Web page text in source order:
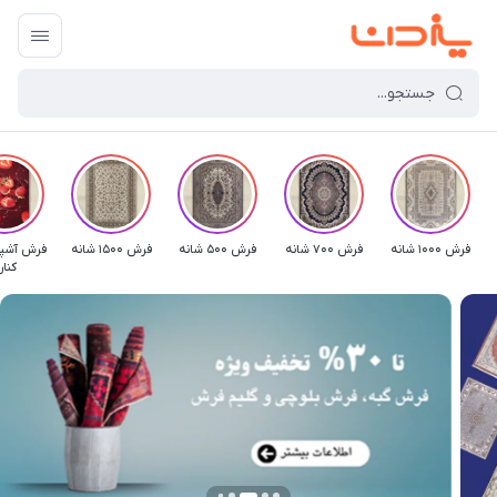
فرش 1000 شانه فرش 700 شانه فرش 500 شانه فرش 1500 شانه
فرش